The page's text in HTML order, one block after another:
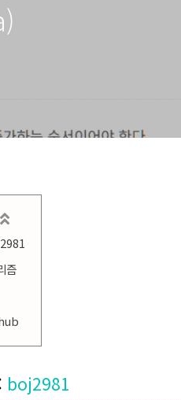
즘
boj2981